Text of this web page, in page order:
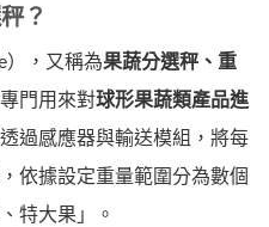
？
），又稱為果蔬分選秤、重
專門用來對球形果蔬類產品進
透過感應器與輸送模組，將每
依據設定重量範圍分為數個
特大果」。